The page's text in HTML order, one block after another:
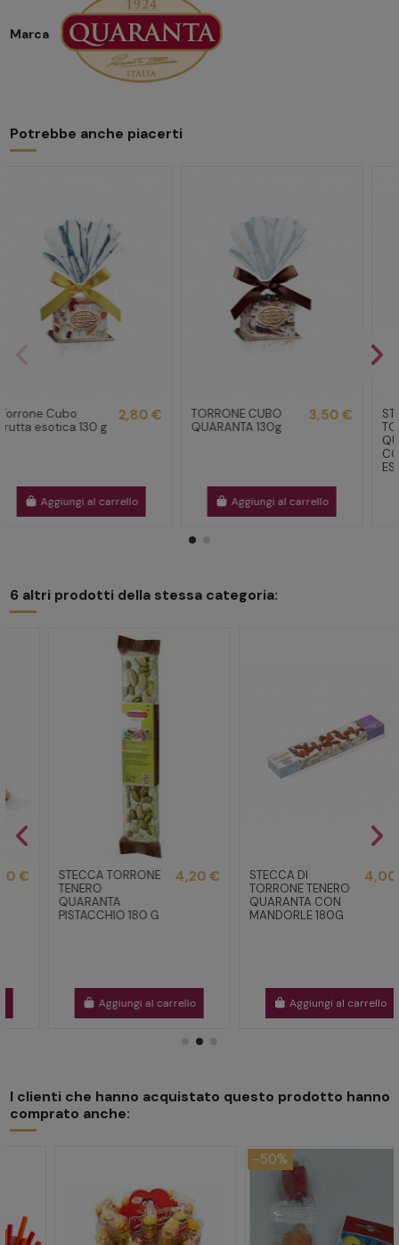
Marca
Potrebbe anche piacerti
Torrone Cubo
frutta esotica 130 g
2,80 €
Aggiungi al carrello
TORRONE CUBO
QUARANTA 130g
3,50 €
Aggiungi al carrello
6 altri prodotti della stessa categoria:
STECCA TORRONE
TENERO
QUARANTA
PISTACCHIO 180 G
4,20 €
Aggiungi al carrello
STECCA DI
TORRONE TENERO
QUARANTA CON
MANDORLE 180G
4,00 €
Aggiungi al carrello
I clienti che hanno acquistato questo prodotto hanno
comprato anche: